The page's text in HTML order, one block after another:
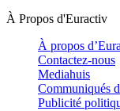
À Propos d'Euractiv
À propos
Contactez-nous
Mediahuis
Communiqués
Publicité